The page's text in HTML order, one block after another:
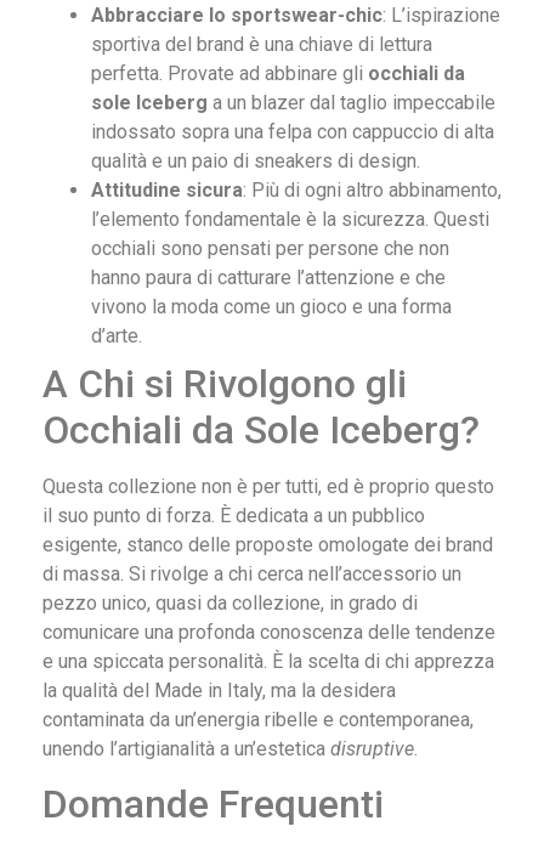
Abbracciare lo sportswear-chic: L’ispirazione
sportiva del brand è una chiave di lettura
perfetta. Provate ad abbinare gli occhiali da
sole Iceberg a un blazer dal taglio impeccabile
indossato sopra una felpa con cappuccio di alta
qualità e un paio di sneakers di design.
Attitudine sicura: Più di ogni altro abbinamento,
l’elemento fondamentale è la sicurezza. Questi
occhiali sono pensati per persone che non
hanno paura di catturare l’attenzione e che
vivono la moda come un gioco e una forma
d’arte.
A Chi si Rivolgono gli
Occhiali da Sole Iceberg?
Questa collezione non è per tutti, ed è proprio questo
il suo punto di forza. È dedicata a un pubblico
esigente, stanco delle proposte omologate dei brand
di massa. Si rivolge a chi cerca nell’accessorio un
pezzo unico, quasi da collezione, in grado di
comunicare una profonda conoscenza delle tendenze
e una spiccata personalità. È la scelta di chi apprezza
la qualità del Made in Italy, ma la desidera
contaminata da un’energia ribelle e contemporanea,
unendo l’artigianalità a un’estetica disruptive
Domande Frequenti